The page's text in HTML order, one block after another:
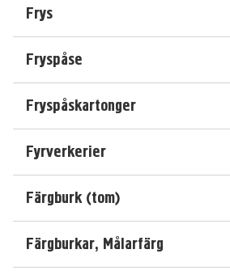
Frys
Fryspåse
Fryspåskartonger
Fyrverkerier
Färgburk (tom)
Färgburkar, Målarfärg